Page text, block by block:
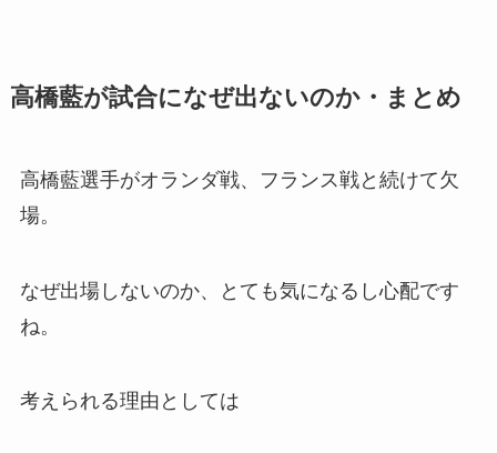
高橋藍が試合になぜ出ないのか・まとめ
高橋藍選手がオランダ戦、フランス戦と続けて欠
場。
なぜ出場しないのか、とても気になるし心配です
ね。
考えられる理由としては